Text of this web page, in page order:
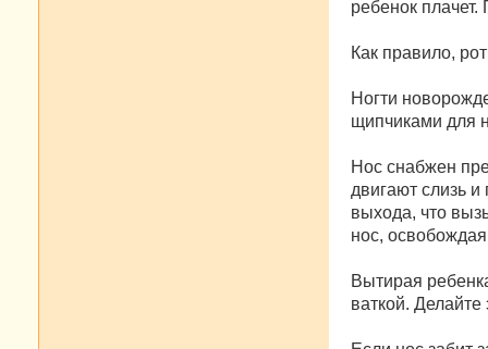
ребенок
Как правило,
Ногти
щипчиками для
Нос снабжен
двигают слизь и
выхода, что
нос,
Вытирая
ваткой. Делайте